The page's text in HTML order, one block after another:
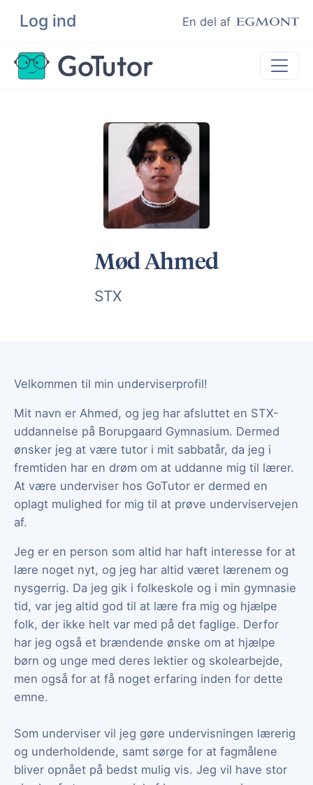
Log ind En del af
Søg
Lektiehjælp
Hjælp til ordblinde
Undervisere
Mød Ahmed
STX
Velkommen til min underviserprofil!
Mit navn er Ahmed, og jeg har afsluttet en STX-
uddannelse på Borupgaard Gymnasium. Dermed
ønsker jeg at være tutor i mit sabbatår, da jeg i
fremtiden har en drøm om at uddanne mig til lærer.
At være underviser hos GoTutor er dermed en
oplagt mulighed for mig til at prøve underviservejen
af.
Jeg er en person som altid har haft interesse for at
lære noget nyt, og jeg har altid været lærenem og
nysgerrig. Da jeg gik i folkeskole og i min gymnasie
tid, var jeg altid god til at lære fra mig og hjælpe
folk, der ikke helt var med på det faglige. Derfor
har jeg også et brændende ønske om at hjælpe
børn og unge med deres lektier og skolearbejde,
men også for at få noget erfaring inden for dette
emne.
Som underviser vil jeg gøre undervisningen lærerig
og underholdende, samt sørge for at fagmålene
bliver opnået på bedst mulig vis. Jeg vil have stor